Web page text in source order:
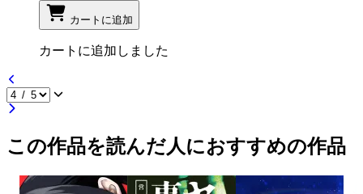
カートに追加
カートに追加しました
この作品を読んだ人におすすめの作品